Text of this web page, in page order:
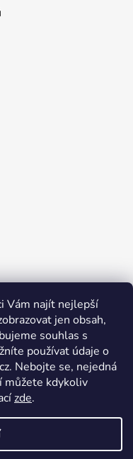
Vám najít nejlepší
jen obsah,
souhlas s
používat údaje o
Nebojte se, nejedná
můžete kdykoliv
zde.